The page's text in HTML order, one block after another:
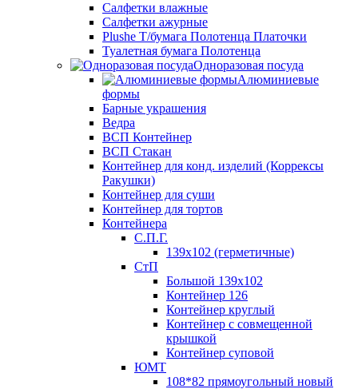
Салфетки влажные
Салфетки ажурные
Plushe Т/бумага Полотенца Платочки
Туалетная бумага Полотенца
Одноразовая посуда
Алюминиевые
формы
Барные украшения
Ведра
ВСП Контейнер
ВСП Стакан
Контейнер для конд. изделий (Коррексы
Ракушки)
Контейнер для суши
Контейнер для тортов
Контейнера
С.П.Г.
139х102 (герметичные)
СтП
Большой 139х102
Контейнер 126
Контейнер круглый
Контейнер с совмещенной
крышкой
Контейнер суповой
ЮМТ
108*82 прямоугольный новый